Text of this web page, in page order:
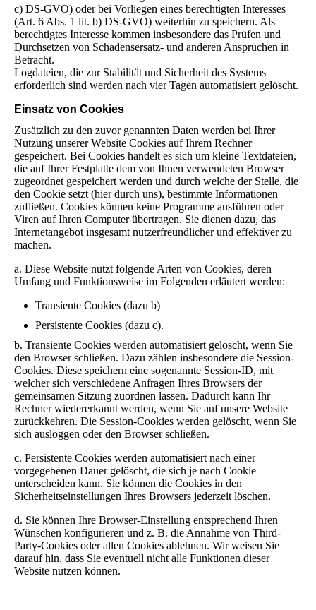
c) DS-GVO) oder bei Vorliegen eines berechtigten Interesses
(Art. 6 Abs. 1 lit. b) DS-GVO) weiterhin zu speichern. Als
berechtigtes Interesse kommen insbesondere das Prüfen und
Durchsetzen von Schadensersatz- und anderen Ansprüchen in
Betracht.
Logdateien, die zur Stabilität und Sicherheit des Systems
erforderlich sind werden nach vier Tagen automatisiert gelöscht.
Einsatz von Cookies
Zusätzlich zu den zuvor genannten Daten werden bei Ihrer
Nutzung unserer Website Cookies auf Ihrem Rechner
gespeichert. Bei Cookies handelt es sich um kleine Textdateien,
die auf Ihrer Festplatte dem von Ihnen verwendeten Browser
zugeordnet gespeichert werden und durch welche der Stelle, die
den Cookie setzt (hier durch uns), bestimmte Informationen
zufließen. Cookies können keine Programme ausführen oder
Viren auf Ihren Computer übertragen. Sie dienen dazu, das
Internetangebot insgesamt nutzerfreundlicher und effektiver zu
machen.
a. Diese Website nutzt folgende Arten von Cookies, deren
Umfang und Funktionsweise im Folgenden erläutert werden:
Transiente Cookies (dazu b)
Persistente Cookies (dazu c).
b. Transiente Cookies werden automatisiert gelöscht, wenn Sie
den Browser schließen. Dazu zählen insbesondere die Session-
Cookies. Diese speichern eine sogenannte Session-ID, mit
welcher sich verschiedene Anfragen Ihres Browsers der
gemeinsamen Sitzung zuordnen lassen. Dadurch kann Ihr
Rechner wiedererkannt werden, wenn Sie auf unsere Website
zurückkehren. Die Session-Cookies werden gelöscht, wenn Sie
sich ausloggen oder den Browser schließen.
c. Persistente Cookies werden automatisiert nach einer
vorgegebenen Dauer gelöscht, die sich je nach Cookie
unterscheiden kann. Sie können die Cookies in den
Sicherheitseinstellungen Ihres Browsers jederzeit löschen.
d. Sie können Ihre Browser-Einstellung entsprechend Ihren
Wünschen konfigurieren und z. B. die Annahme von Third-
Party-Cookies oder allen Cookies ablehnen. Wir weisen Sie
darauf hin, dass Sie eventuell nicht alle Funktionen dieser
Website nutzen können.